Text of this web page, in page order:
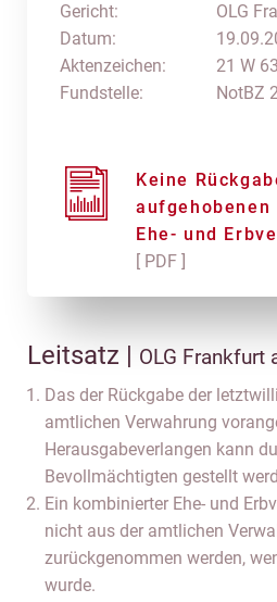
Gericht:
Datum:
Aktenzeichen:
Fundstelle:
OLG
21 W
NotBZ
Keine
Ehe- und
[ PDF ]
Leitsatz | OLG
Das der Rückgabe der
amtlichen Verwahrung
Herausgabeverlangen kann
Bevollmächtigten gestellt
Ein kombinierter Ehe- und
nicht aus der amtlichen
zurückgenommen werden,
wurde.